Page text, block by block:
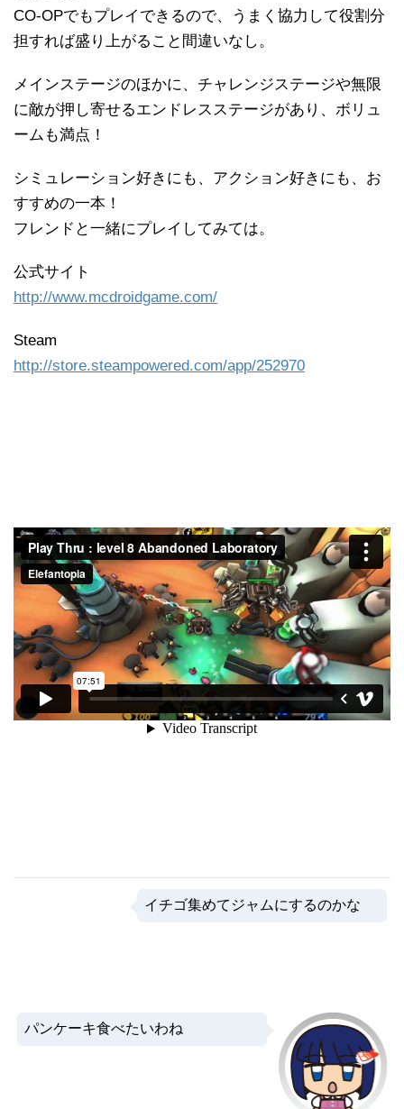
CO-OPでもプレイできるので、うまく協力して役割分
担すれば盛り上がること間違いなし。
メインステージのほかに、チャレンジステージや無限
に敵が押し寄せるエンドレスステージがあり、ボリュ
ームも満点！
シミュレーション好きにも、アクション好きにも、お
すすめの一本！
フレンドと一緒にプレイしてみては。
公式サイト
http://www.mcdroidgame.com/
Steam
http://store.steampowered.com/app/252970
イチゴ集めてジャムにするのかな
パンケーキ食べたいわね